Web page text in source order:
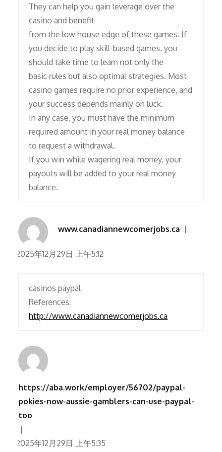
They can help you gain leverage over the
casino and benefit
from the low house edge of these games. If
you decide to play skill-based games, you
should take time to learn not only the
basic rules but also optimal strategies. Most
casino games require no prior experience, and
your success depends mainly on luck.
In any case, you must have the minimum
required amount in your real money balance
to request a withdrawal.
If you win while wagering real money, your
payouts will be added to your real money
balance.
www.canadiannewcomerjobs.ca
2025年12月29日 上午5:12
casinos paypal
References:
http://www.canadiannewcomerjobs.ca
https://aba.work/employer/56702/paypal-
pokies-now-aussie-gamblers-can-use-paypal-
too
2025年12月29日 上午5:35